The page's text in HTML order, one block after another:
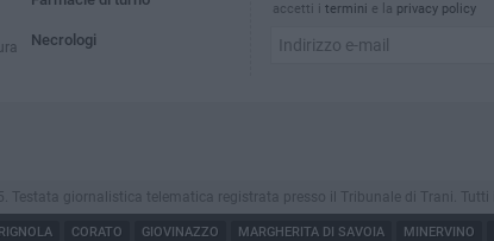
Necrologi
accetti i termini e la privacy policy
giornalistica telematica registrata presso il Tribunale di Trani. Tutti
CORATO GIOVINAZZO MARGHERITA DI SAVOIA MINERVINO